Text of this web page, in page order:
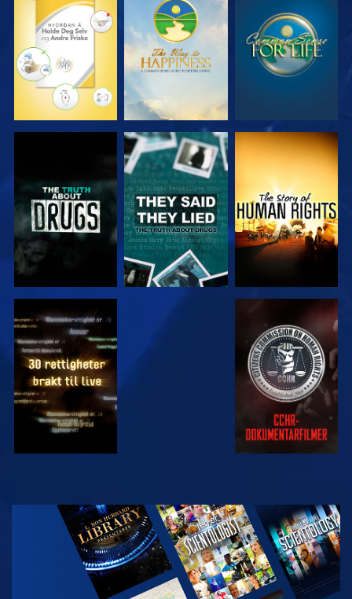
SE SE SE
SE SE
SE SE
SE
UTFORSK
SERIEN